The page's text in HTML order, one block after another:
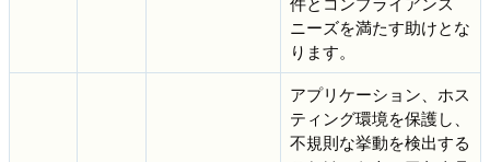
ニーズを満たす助けとな
ります。
アプリケーション、ホス
ティング環境を保護し、
不規則な挙動を検出する